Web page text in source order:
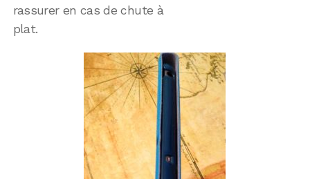
rassurer en cas de chute à
plat.